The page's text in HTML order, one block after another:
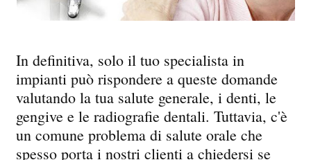
In definitiva, solo il tuo specialista in
impianti può rispondere a queste domande
valutando la tua salute generale, i denti, le
gengive e le radiografie dentali. Tuttavia, c'è
un comune problema di salute orale che
spesso porta i nostri clienti a chiedersi se